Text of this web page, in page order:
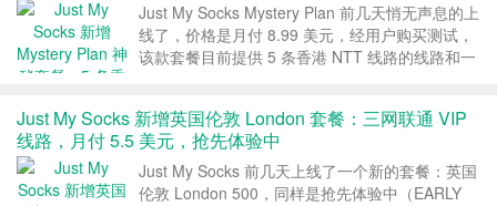
Just My Socks Mystery Plan 前几天悄无声息的上
线了，价格是月付 8.99 美元，经用户购买测试，
该款套餐目前提供 5 条香港 NTT 线路的线路和一
Just My Socks 新增英国伦敦 London 套餐：三网联通 VIP
线路，月付 5.5 美元，抢先体验中
Just My Socks 前几天上线了一个新的套餐：英国
伦敦 London 500，同样是抢先体验中（EARLY